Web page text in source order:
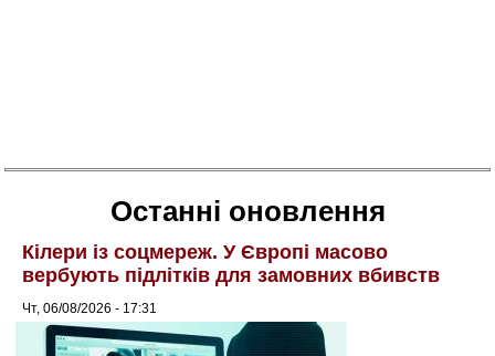
Останні оновлення
Кілери із соцмереж. У Європі масово
вербують підлітків для замовних вбивств
Чт, 06/08/2026 - 17:31